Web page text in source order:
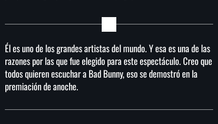
Él es uno de los grandes artistas del mundo. Y esa es una de las
razones por las que fue elegido para este espectáculo. Creo que
todos quieren escuchar a Bad Bunny, eso se demostró en la
premiación de anoche.